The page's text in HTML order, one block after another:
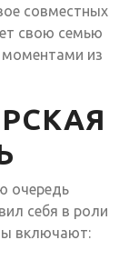
совместных
свою семью
моментами из
очередь
себя в роли
включают: